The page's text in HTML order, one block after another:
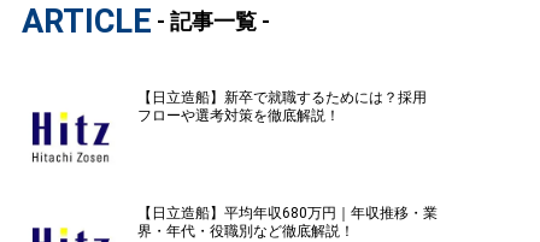
ARTICLE - 記事一覧 -
【日立造船】新卒で就職するためには？採用
フローや選考対策を徹底解説！
【日立造船】平均年収680万円｜年収推移・業
界・年代・役職別など徹底解説！